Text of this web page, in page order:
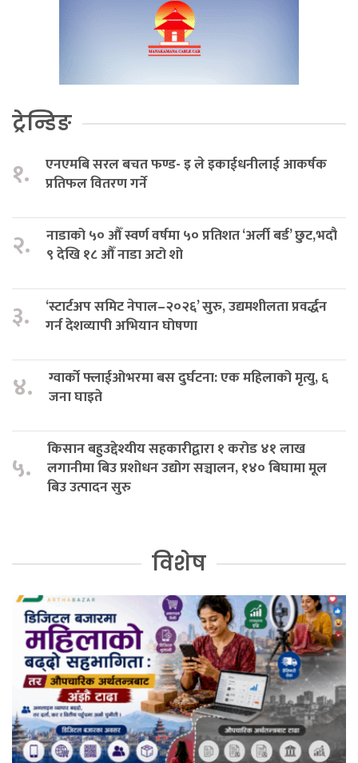
ट्रेन्डिङ
१.
एनएमबि सरल बचत फण्ड- इ ले इकाईधनीलाई आकर्षक
प्रतिफल वितरण गर्ने
२.
नाडाको ५० औँ स्वर्ण वर्षमा ५० प्रतिशत ‘अर्ली बर्ड’ छुट,भदौ
९ देखि १८ औँ नाडा अटो शो
३.
‘स्टार्टअप समिट नेपाल–२०२६’ सुरु, उद्यमशीलता प्रवर्द्धन
गर्न देशव्यापी अभियान घोषणा
४.
ग्वार्को फ्लाईओभरमा बस दुर्घटना: एक महिलाको मृत्यु, ६
जना घाइते
५.
किसान बहुउद्देश्यीय सहकारीद्वारा १ करोड ४१ लाख
लगानीमा बिउ प्रशोधन उद्योग सञ्चालन, १४० बिघामा मूल
बिउ उत्पादन सुरु
विशेष